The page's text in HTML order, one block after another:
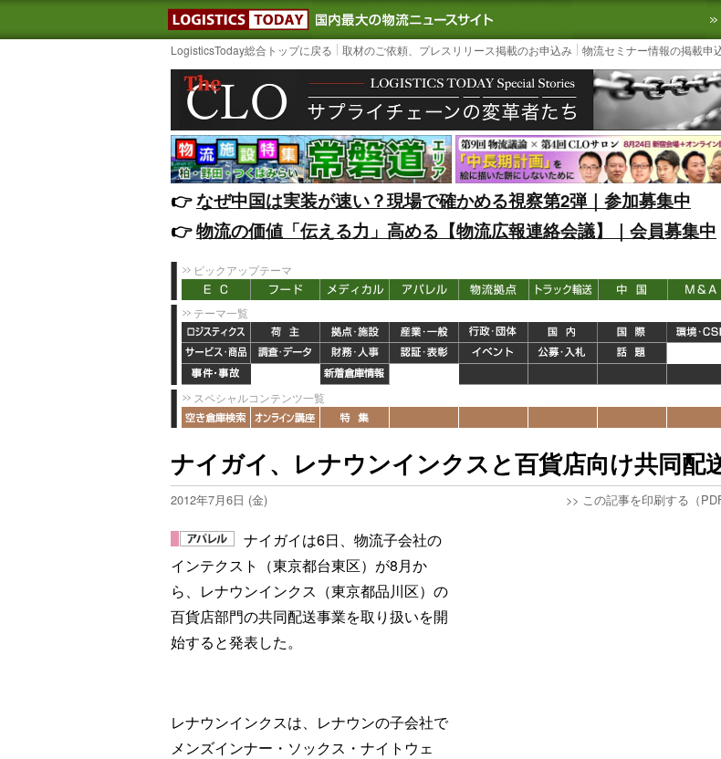
LOGISTICS TODAY｜国内最大の物流ニュースサイト
3PL, SCMなど国内
LogisticsToday総合トップに戻る 取材のご依頼、プレスリリース掲載のお申込み 物流セミナー情報の掲載申
👉️なぜ中国は実装が速い？現場で確かめる視察第2弾｜参加募集中
👉️物流の価値「伝える力」高める【物流広報連絡会議】｜会員募集中
ピックアップテーマ
テーマ一覧
スペシャルコンテンツ一覧
ナイガイ、レナウンインクスと百貨店向け共同配
2012年7月6日 (金) >> この記事を印刷する（PDF
ナイガイは6日、物流子会社の
インテクスト（東京都台東区）が8月か
ら、レナウンインクス（東京都品川区）の
百貨店部門の共同配送事業を取り扱いを開
始すると発表した。
レナウンインクスは、レナウンの子会社で
メンズインナー・ソックス・ナイトウェ